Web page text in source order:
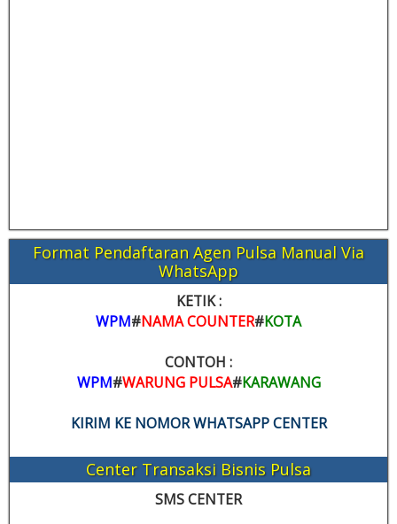
Format Pendaftaran Agen Pulsa Manual Via
WhatsApp
KETIK :
WPM#NAMA COUNTER#KOTA
CONTOH :
WPM#WARUNG PULSA#KARAWANG
KIRIM KE NOMOR WHATSAPP CENTER
Center Transaksi Bisnis Pulsa
SMS CENTER